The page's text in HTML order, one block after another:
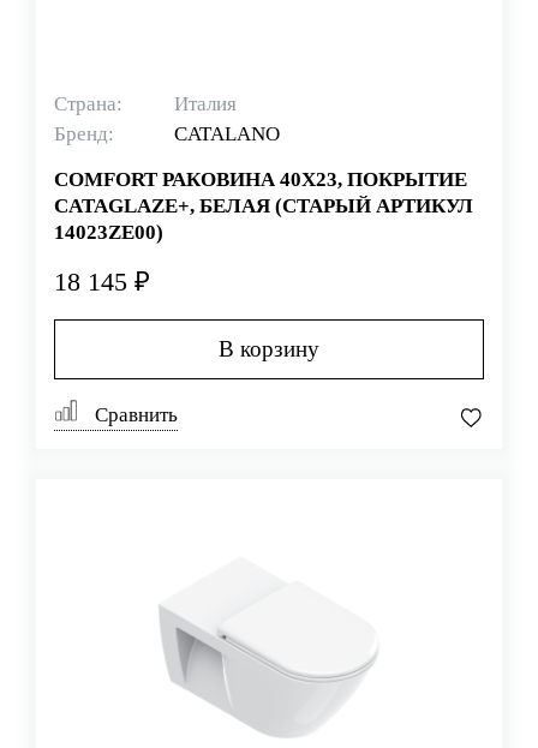
Страна:
Италия
Бренд:
CATALANO
COMFORT РАКОВИНА 40Х23, ПОКРЫТИЕ
CATAGLAZE+, БЕЛАЯ (СТАРЫЙ АРТИКУЛ
14023ZE00)
18 145 ₽
В корзину
Сравнить